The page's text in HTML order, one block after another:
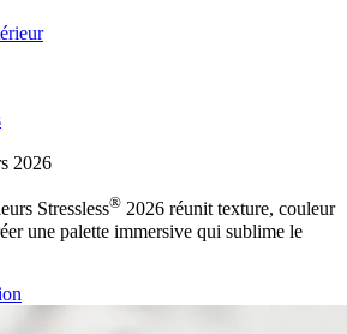
2026
Stressless® 2026 réunit texture, couleur
une palette immersive qui sublime le